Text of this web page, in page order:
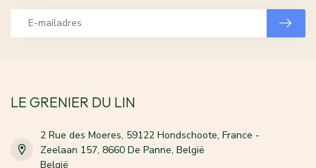
LE GRENIER DU LIN
2 Rue des Moeres, 59122 Hondschoote, France -
Zeelaan 157, 8660 De Panne, België
België